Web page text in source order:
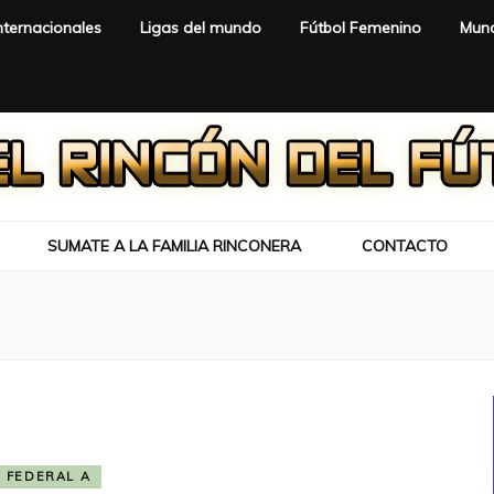
Ligas del mundo Fútbol Femenino
SUMATE A LA FAMILIA RINCONERA CONTACTO
FEDERAL A